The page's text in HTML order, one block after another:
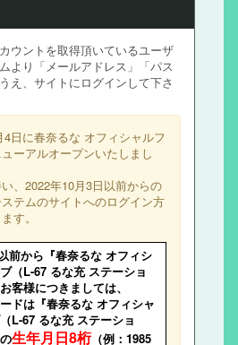
ウントを取得頂いているユーザ
より「メールアドレス」「パス
え、サイトにログインして下さ
4日に春奈るな オフィシャルフ
ーアルオープンいたしまし
、2022年10月3日以前からの
テムのサイトへのログイン方
す。
前から『春奈るな オフィシ
（L-67 るな充 ステーショ
客様につきましては、
ドは『春奈るな オフィシャ
L-67 るな充 ステーショ
生年月日8桁（例：1985